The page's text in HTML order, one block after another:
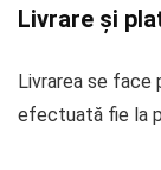
Livrare și
Livrarea se face
efectuată fie la